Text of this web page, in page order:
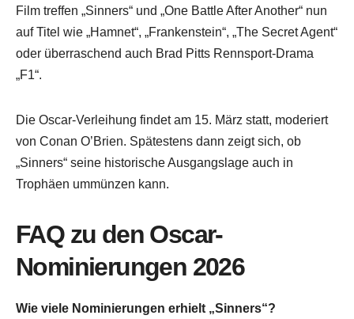
Film treffen „Sinners“ und „One Battle After Another“ nun
auf Titel wie „Hamnet“, „Frankenstein“, „The Secret Agent“
oder überraschend auch Brad Pitts Rennsport-Drama
„F1“.
Die Oscar-Verleihung findet am 15. März statt, moderiert
von Conan O’Brien. Spätestens dann zeigt sich, ob
„Sinners“ seine historische Ausgangslage auch in
Trophäen ummünzen kann.
FAQ zu den Oscar-
Nominierungen 2026
Wie viele Nominierungen erhielt „Sinners“?